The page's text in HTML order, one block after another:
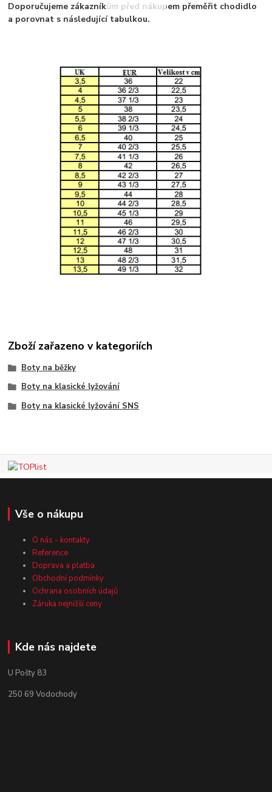
Doporučujeme zákazníkům před nákupem přeměřit chodidlo
a porovnat s následující tabulkou.
Zboží zařazeno v kategoriích
Boty na běžky
Boty na klasické lyžování
Boty na klasické lyžování SNS
Vše o nákupu
O nás - kontakty
Reference
Doprava a platba
Obchodní podmínky
Ochrana osobních údajů
Záruka nejnižší ceny
Kde nás najdete
U Pošty 83
250 69 Vodochody